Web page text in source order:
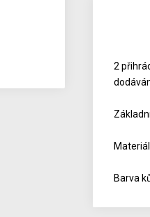
2
Barva